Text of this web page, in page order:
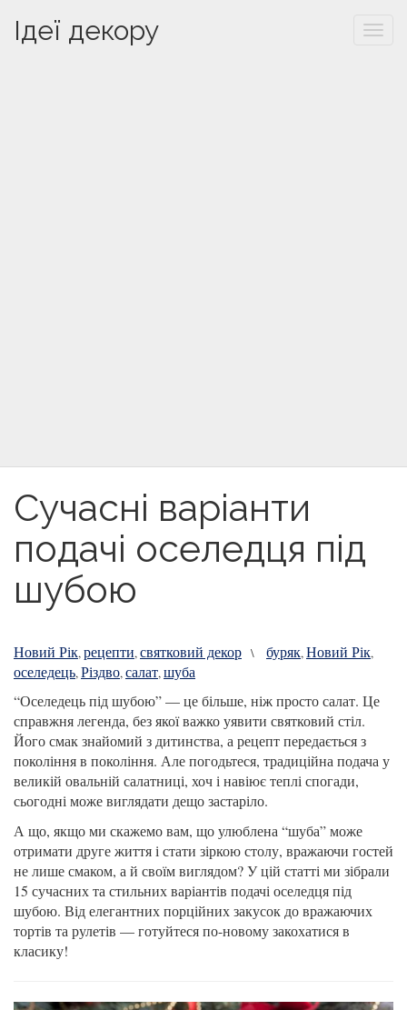
Ідеї декору
Сучасні варіанти
подачі оселедця під
шубою
Новий Рік,рецепти,святковий декор \ буряк,Новий Рік,
оселедець,Різдво,салат,шуба
“Оселедець під шубою” — це більше, ніж просто салат. Це
справжня легенда, без якої важко уявити святковий стіл.
Його смак знайомий з дитинства, а рецепт передається з
покоління в покоління. Але погодьтеся, традиційна подача у
великій овальній салатниці, хоч і навіює теплі спогади,
сьогодні може виглядати дещо застаріло.
А що, якщо ми скажемо вам, що улюблена “шуба” може
отримати друге життя і стати зіркою столу, вражаючи гостей
не лише смаком, а й своїм виглядом? У цій статті ми зібрали
15 сучасних та стильних варіантів подачі оселедця під
шубою. Від елегантних порційних закусок до вражаючих
тортів та рулетів — готуйтеся по-новому закохатися в
класику!